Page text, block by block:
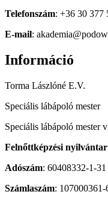
Telefonszám: +36 30 377
E-mail:
Információ
Torma Lászlóné E.V.
Speciális lábápoló mester
Speciális lábápoló mester
Felnőttképzési
Adószám: 60408332-1-31
Számlaszám: